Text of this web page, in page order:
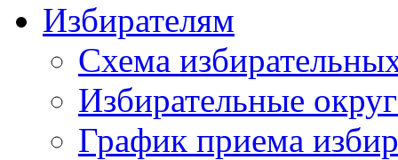
Избирателям
Схема
Избирательные
График приема